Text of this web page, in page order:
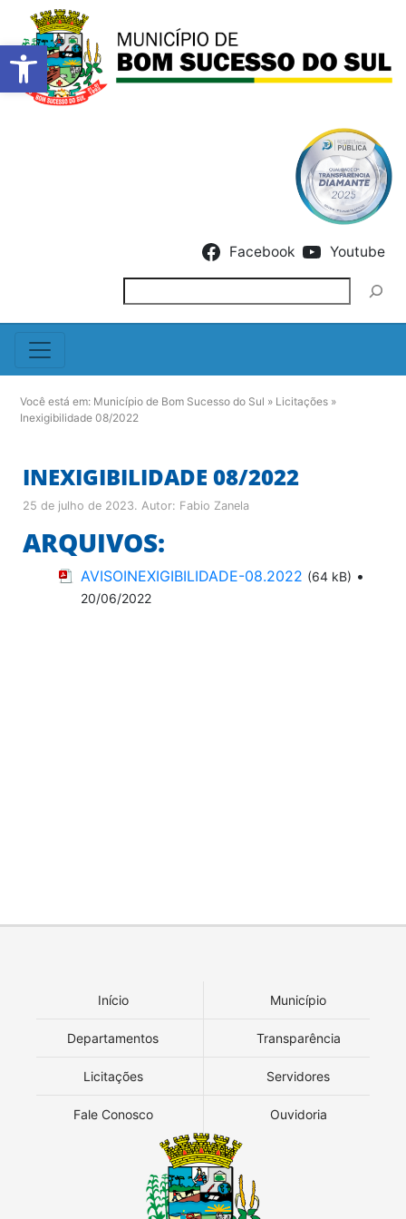
Barra de Ferramentas
Facebook Youtube
Você está em: Município de Bom Sucesso do Sul » Licitações »
Inexigibilidade 08/2022
INEXIGIBILIDADE 08/2022
25 de julho de 2023. Autor: Fabio Zanela
ARQUIVOS:
AVISOINEXIGIBILIDADE-08.2022 (64 kB) •
20/06/2022
Início Município
Departamentos Transparência
Licitações Servidores
Fale Conosco Ouvidoria